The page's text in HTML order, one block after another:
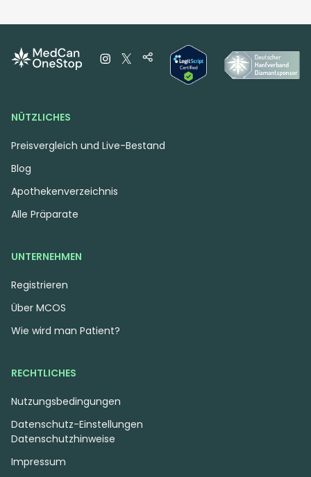
enua 25/1 CBC CA
2,5 (2)
THC:25 %
Kana Craft 27/1 FLJ
4,7(5)
THC:27 % CBD:1%
Indica
HiDealz 24/1 MS PIK
4,2 (66)
3.99 €
NÜTZLICHES
Preisvergleich und Live-Bestand
Blog
Apothekenverzeichnis
Alle Präparate
UNTERNEHMEN
Registrieren
Über MCOS
Wie wird man Patient?
RECHTLICHES
Nutzungsbedingungen
Datenschutzhinweise
Impressum
Datenschutz-Einstellungen